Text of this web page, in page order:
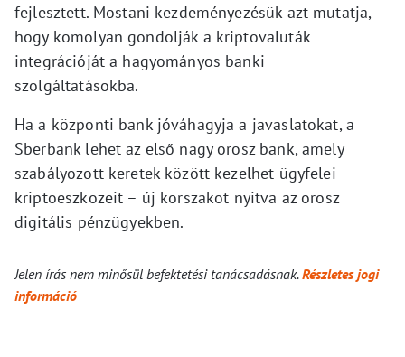
fejlesztett. Mostani kezdeményezésük azt mutatja,
hogy komolyan gondolják a kriptovaluták
integrációját a hagyományos banki
szolgáltatásokba.
Ha a központi bank jóváhagyja a javaslatokat, a
Sberbank lehet az első nagy orosz bank, amely
szabályozott keretek között kezelhet ügyfelei
kriptoeszközeit – új korszakot nyitva az orosz
digitális pénzügyekben.
Jelen írás nem minősül befektetési tanácsadásnak.Részletes jogi
információ